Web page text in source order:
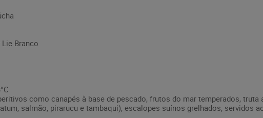
Branco
como canapés à base de pescado, frutos do mar temperados,
salmão, pirarucu e tambaqui), escalopes suínos grelhados, servidos